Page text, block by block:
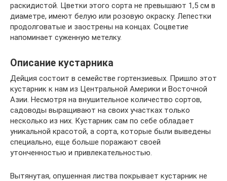
раскидистой. Цветки этого сорта не превышают 1,5 см в
диаметре, имеют белую или розовую окраску. Лепестки
продолговатые и заострены на концах. Соцветие
напоминает суженную метелку.
Описание кустарника
Дейция состоит в семействе гортензиевых. Пришло этот
кустарник к нам из Центральной Америки и Восточной
Азии. Несмотря на внушительное количество сортов,
садоводы выращивают на своих участках только
несколько из них. Кустарник сам по себе обладает
уникальной красотой, а сорта, которые были выведены
специально, еще больше поражают своей
утонченностью и привлекательностью.
Вытянутая, опушенная листва покрывает кустарник не